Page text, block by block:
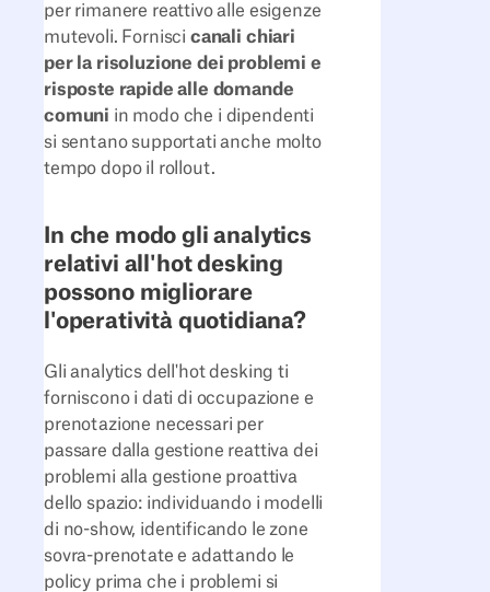
per rimanere reattivo alle esigenze
mutevoli. Fornisci canali chiari
per la risoluzione dei problemi e
risposte rapide alle domande
comuni in modo che i dipendenti
si sentano supportati anche molto
tempo dopo il rollout.
In che modo gli analytics
relativi all'hot desking
possono migliorare
l'operatività quotidiana?
Gli analytics dell'hot desking ti
forniscono i dati di occupazione e
prenotazione necessari per
passare dalla gestione reattiva dei
problemi alla gestione proattiva
dello spazio: individuando i modelli
di no-show, identificando le zone
sovra-prenotate e adattando le
policy prima che i problemi si